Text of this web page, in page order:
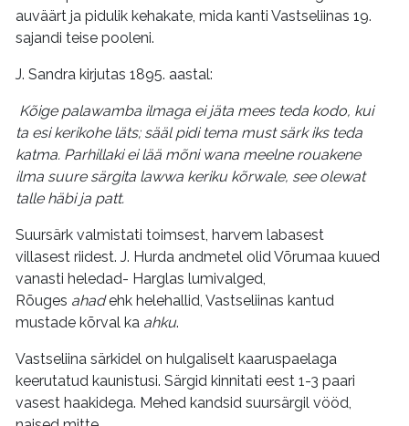
auväärt ja pidulik kehakate, mida kanti Vastseliinas 19.
sajandi teise pooleni.
J. Sandra kirjutas 1895. aastal:
Kõige palawamba ilmaga ei jäta mees teda kodo, kui
ta esi kerikohe läts; sääl pidi tema must särk iks teda
katma. Parhillaki ei lää mõni wana meelne rouakene
ilma suure särgita lawwa keriku kõrwale, see olewat
talle häbi ja patt.
Suursärk valmistati toimsest, harvem labasest
villasest riidest. J. Hurda andmetel olid Võrumaa kuued
vanasti heledad- Harglas lumivalged,
Rõuges ahadehk helehallid, Vastseliinas kantud
mustade kõrval ka ahku.
Vastseliina särkidel on hulgaliselt kaaruspaelaga
keerutatud kaunistusi. Särgid kinnitati eest 1-3 paari
vasest haakidega. Mehed kandsid suursärgil vööd,